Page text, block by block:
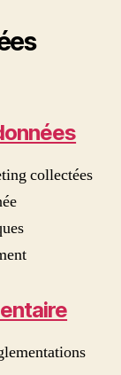
collectées